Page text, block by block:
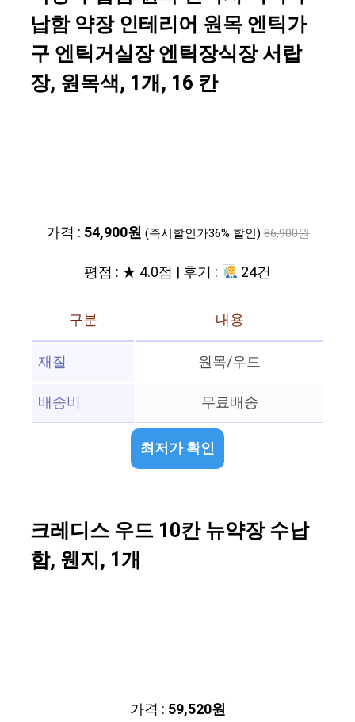
납함 약장 인테리어 원목 엔틱가
구 엔틱거실장 엔틱장식장 서랍
장, 원목색, 1개, 16 칸
가격 : 54,900원 (즉시할인가36% 할인) 86,900원
평점 : ★ 4.0점 | 후기 : 24건
구분
내용
재질
원목/우드
배송비
무료배송
최저가 확인
크레디스 우드 10칸 뉴약장 수납
함, 웬지, 1개
가격 : 59,520원